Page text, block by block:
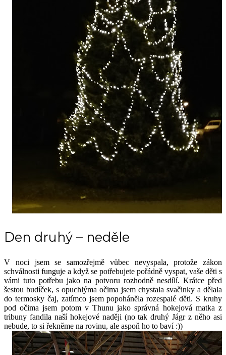
Den druhý – neděle
V noci jsem se samozřejmě vůbec nevyspala, protože zákon
schválnosti funguje a když se potřebujete pořádně vyspat, vaše děti s
vámi tuto potřebu jako na potvoru rozhodně nesdílí. Krátce před
šestou budíček, s opuchlýma očima jsem chystala svačinky a dělala
do termosky čaj, zatímco jsem popoháněla rozespalé děti. S kruhy
pod očima jsem potom v Thunu jako správná hokejová matka z
tribuny fandila naší hokejové naději (no tak druhý Jágr z něho asi
nebude, to si řekněme na rovinu, ale aspoň ho to baví :))